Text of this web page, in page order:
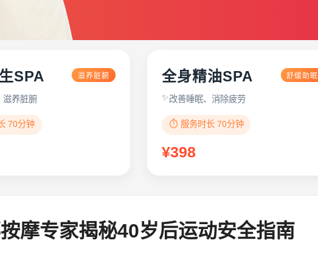
SPA 滋养脏腑
滋养脏腑
70分钟
全身精油SPA 舒缓助眠
改善睡眠、消除疲劳
⏱️ 服务时长 70分钟
¥398
摩专家揭秘40岁后运动安全指南